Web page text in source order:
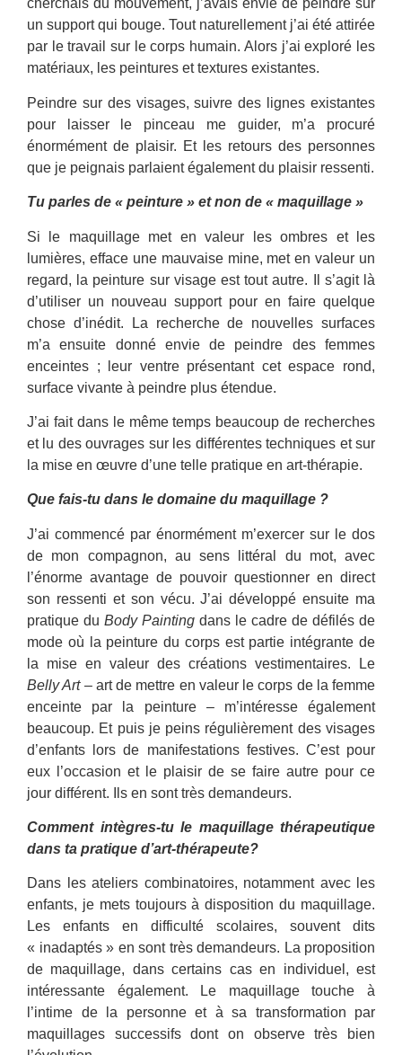
cherchais du mouvement, j’avais envie de peindre sur
un support qui bouge. Tout naturellement j’ai été attirée
par le travail sur le corps humain. Alors j’ai exploré les
matériaux, les peintures et textures existantes.
Peindre sur des visages, suivre des lignes existantes
pour laisser le pinceau me guider, m’a procuré
énormément de plaisir. Et les retours des personnes
que je peignais parlaient également du plaisir ressenti.
Tu parles de « peinture » et non de « maquillage »
Si le maquillage met en valeur les ombres et les
lumières, efface une mauvaise mine, met en valeur un
regard, la peinture sur visage est tout autre. Il s’agit là
d’utiliser un nouveau support pour en faire quelque
chose d’inédit. La recherche de nouvelles surfaces
m’a ensuite donné envie de peindre des femmes
enceintes ; leur ventre présentant cet espace rond,
surface vivante à peindre plus étendue.
J’ai fait dans le même temps beaucoup de recherches
et lu des ouvrages sur les différentes techniques et sur
la mise en œuvre d’une telle pratique en art-thérapie.
Que fais-tu dans le domaine du maquillage ?
J’ai commencé par énormément m’exercer sur le dos
de mon compagnon, au sens littéral du mot, avec
l’énorme avantage de pouvoir questionner en direct
son ressenti et son vécu. J’ai développé ensuite ma
pratique du Body Painting dans le cadre de défilés de
mode où la peinture du corps est partie intégrante de
la mise en valeur des créations vestimentaires. Le
Belly Art– art de mettre en valeur le corps de la femme
enceinte par la peinture – m’intéresse également
beaucoup. Et puis je peins régulièrement des visages
d’enfants lors de manifestations festives. C’est pour
eux l’occasion et le plaisir de se faire autre pour ce
jour différent. Ils en sont très demandeurs.
Comment intègres-tu le maquillage thérapeutique
dans ta pratique d’art-thérapeute?
Dans les ateliers combinatoires, notamment avec les
enfants, je mets toujours à disposition du maquillage.
Les enfants en difficulté scolaires, souvent dits
« inadaptés » en sont très demandeurs. La proposition
de maquillage, dans certains cas en individuel, est
intéressante également. Le maquillage touche à
l’intime de la personne et à sa transformation par
maquillages successifs dont on observe très bien